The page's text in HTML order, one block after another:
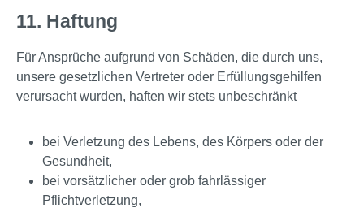
11. Haftung
Für Ansprüche aufgrund von Schäden, die durch uns,
unsere gesetzlichen Vertreter oder Erfüllungsgehilfen
verursacht wurden, haften wir stets unbeschränkt
bei Verletzung des Lebens, des Körpers oder der
Gesundheit,
bei vorsätzlicher oder grob fahrlässiger
Pflichtverletzung,